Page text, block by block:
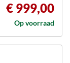
€ 999,00
Op voorraad